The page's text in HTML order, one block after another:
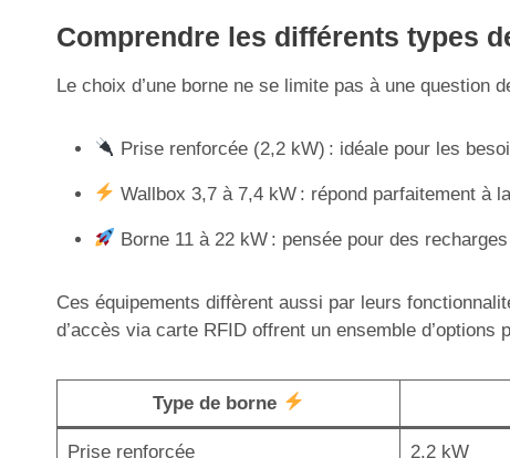
Comprendre les différents types
Le choix d’une borne ne se limite pas à une
Prise renforcée (2,2 kW) : idéale pour les
Wallbox 3,7 à 7,4 kW : répond parfaitement à
Borne 11 à 22 kW : pensée pour des
Ces équipements diffèrent aussi par leurs
d’accès via carte RFID offrent un ensemble
Type de borne
Prise renforcée 2,2 kW